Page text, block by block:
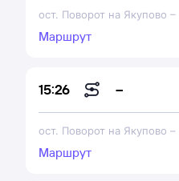
ост. Поворот на Якупово –
Маршрут
15:26 –
ост. Поворот на Якупово –
Маршрут